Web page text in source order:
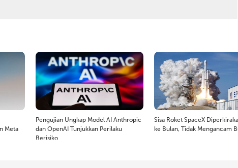
Meta
Pengujian Ungkap Model AI Anthropic
dan OpenAI Tunjukkan Perilaku
Berisiko
Sisa Roket SpaceX
ke Bulan, Tidak Mengancam